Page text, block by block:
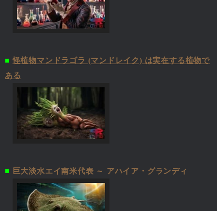
■ 怪植物マンドラゴラ (マンドレイク) は実在する植物で
ある
■ 巨大淡水エイ南米代表 ～ アハイア・グランディ